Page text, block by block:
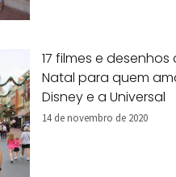
17 filmes e desenhos
Natal para quem
Disney e a Universal
14 de novembro de 2020